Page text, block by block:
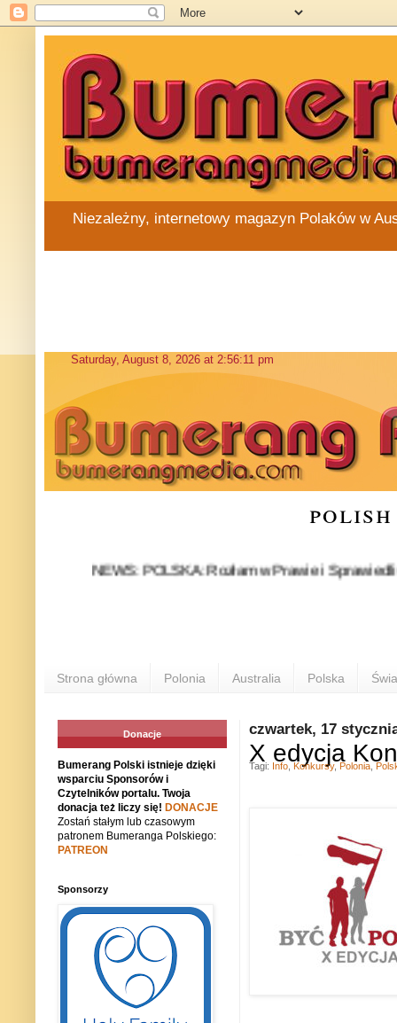
Niezależny, internetowy magazyn Polaków w
NEWS: POLSKA: Rozłam w Prawie i
Strona główna Polonia Australia Polska
czwartek, 17
X edycja
Tagi: Info Konkursy, Polonia
Donacje
Bumerang Polski istnieje dzięki
wsparciu Sponsorów i
Czytelników portalu. Twoja
donacja też liczy się! DONACJE
Zostań stałym lub czasowym
patronem Bumeranga Polskiego:
PATREON
Sponsorzy